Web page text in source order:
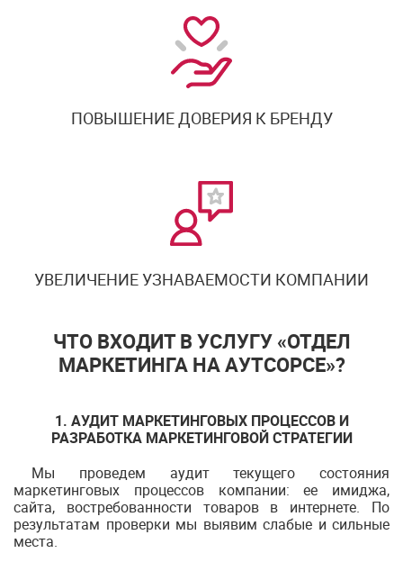
ПОВЫШЕНИЕ ДОВЕРИЯ К БРЕНДУ
УВЕЛИЧЕНИЕ УЗНАВАЕМОСТИ КОМПАНИИ
ЧТО ВХОДИТ В УСЛУГУ «ОТДЕЛ
МАРКЕТИНГА НА АУТСОРСЕ»?
1. АУДИТ МАРКЕТИНГОВЫХ ПРОЦЕССОВ И
РАЗРАБОТКА МАРКЕТИНГОВОЙ СТРАТЕГИИ
Мы проведем аудит текущего состояния
маркетинговых процессов компании: ее имиджа,
сайта, востребованности товаров в интернете. По
результатам проверки мы выявим слабые и сильные
места.